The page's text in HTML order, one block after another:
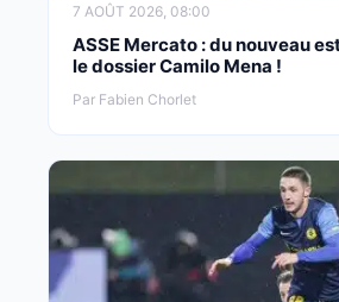
7 AOÛT 2026, 08:00
ASSE Mercato : du nouveau
le dossier Camilo Mena !
Par Fabien Chorlet